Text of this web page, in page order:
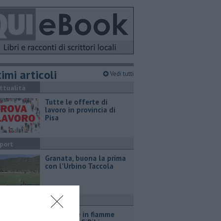
articoli Vedi tutti
​Tutte le offerte di
lavoro in provincia di
Pisa
​Granata, buona la prima
con l’Urbino Taccola
Sterpaglie in fiamme